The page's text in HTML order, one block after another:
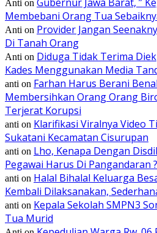
Anti on
Membebani Orang Tua
Anti on Provider Jangan
Di Tanah Orang
Anti on Diduga Tidak Terima
Kades Menggunakan Media
anti on Farhan Harus Berani
Membersihkan Orang Orang
Terjerat Korupsi
anti on Klarifikasi Viralnya Video
Sukatani Kecamatan Cisurupan
anti on Lho, Kenapa Dengan
Pegawai Harus Di Pangandaran ?
anti on Halal Bihalal Keluarga
Kembali Dilaksanakan,
anti on Kepala Sekolah SMPN3
Tua Murid